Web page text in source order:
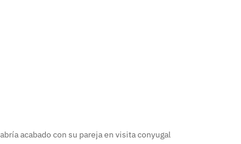
acabado con su pareja en visita conyugal